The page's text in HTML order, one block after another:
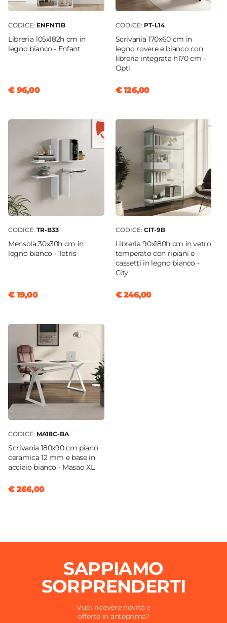
CODICE: ENFNT1B
Libreria 105x182h cm in
legno bianco - Enfant
€ 96,00
CODICE: PT-L14
Scrivania 170x60 cm in
legno rovere e bianco con
libreria integrata h170 cm -
Opti
€ 126,00
CODICE: TR-B33
Mensola 30x30h cm in
legno bianco - Tetris
€ 19,00
CODICE: CIT-9B
Libreria 90x180h cm in vetro
temperato con ripiani e
cassetti in legno bianco -
City
€ 246,00
CODICE: MA18C-BA
Scrivania 180x90 cm piano
ceramica 12 mm e base in
acciaio bianco - Masao XL
€ 266,00
SAPPIAMO
SORPRENDERTI
Vuoi ricevere novità e
offerte in anteprima?